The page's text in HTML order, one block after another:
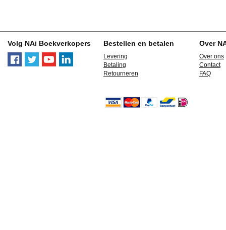
Volg NAi Boekverkopers Bestellen en betalen
Levering
Betaling
Retourneren
Over
Over ons
Contact
FAQ